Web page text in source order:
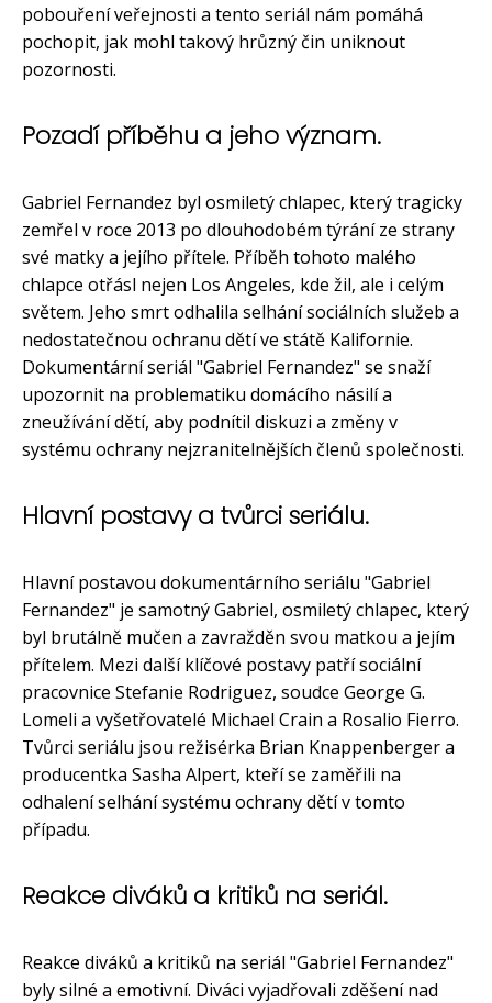
pobouření veřejnosti a tento seriál nám pomáhá
pochopit, jak mohl takový hrůzný čin uniknout
pozornosti.
Pozadí příběhu a jeho význam.
Gabriel Fernandez byl osmiletý chlapec, který tragicky
zemřel v roce 2013 po dlouhodobém týrání ze strany
své matky a jejího přítele. Příběh tohoto malého
chlapce otřásl nejen Los Angeles, kde žil, ale i celým
světem. Jeho smrt odhalila selhání sociálních služeb a
nedostatečnou ochranu dětí ve státě Kalifornie.
Dokumentární seriál "Gabriel Fernandez" se snaží
upozornit na problematiku domácího násilí a
zneužívání dětí, aby podnítil diskuzi a změny v
systému ochrany nejzranitelnějších členů společnosti.
Hlavní postavy a tvůrci seriálu.
Hlavní postavou dokumentárního seriálu "Gabriel
Fernandez" je samotný Gabriel, osmiletý chlapec, který
byl brutálně mučen a zavražděn svou matkou a jejím
přítelem. Mezi další klíčové postavy patří sociální
pracovnice Stefanie Rodriguez, soudce George G.
Lomeli a vyšetřovatelé Michael Crain a Rosalio Fierro.
Tvůrci seriálu jsou režisérka Brian Knappenberger a
producentka Sasha Alpert, kteří se zaměřili na
odhalení selhání systému ochrany dětí v tomto
případu.
Reakce diváků a kritiků na seriál.
Reakce diváků a kritiků na seriál "Gabriel Fernandez"
byly silné a emotivní. Diváci vyjadřovali zděšení nad